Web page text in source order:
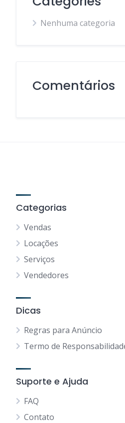
Nenhuma categoria
Comentários
Categorias
Vendas
Locações
Serviços
Vendedores
Dicas
Regras para Anúncio
Termo de
Suporte e Ajuda
FAQ
Contato